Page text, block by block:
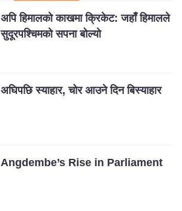
अपि हिमालको काखमा क्रिकेट: जहाँ हिमालले
सुदूरपश्चिमको सपना बोल्यो
अघिपछि स्याहार, चोर आउने दिन बिस्याहार
Angdembe’s Rise in Parliament